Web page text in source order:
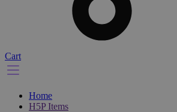
Cart
Home
H5P Items